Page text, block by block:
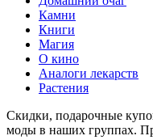
Камни
Книги
Магия
О кино
Аналоги лекарств
Растения
Скидки, подарочные
моды в наших группах.